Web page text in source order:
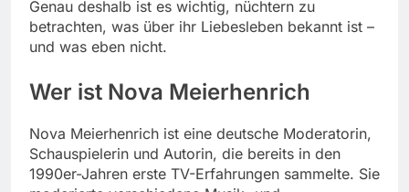
Genau deshalb ist es wichtig, nüchtern zu
betrachten, was über ihr Liebesleben bekannt ist –
und was eben nicht.
Wer ist Nova Meierhenrich
Nova Meierhenrich ist eine deutsche Moderatorin,
Schauspielerin und Autorin, die bereits in den
1990er-Jahren erste TV-Erfahrungen sammelte. Sie